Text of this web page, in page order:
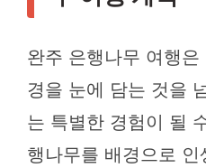
완주 은행나무 여행
경을 눈에 담는 것을
는 특별한 경험이 될
행나무를 배경으로